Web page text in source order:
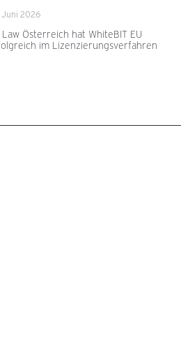
Juni 2026
Law Österreich hat WhiteBIT EU
im Lizenzierungsverfahren